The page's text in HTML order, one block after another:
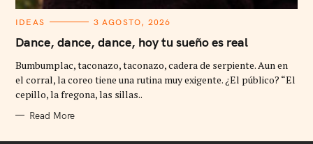
C
T
E
O
R
I
E
IDEAS 3 AGOSTO, 2026
Dance, dance, dance, hoy tu sueño es real
Bumbumplac, taconazo, taconazo, cadera de serpiente. Aun en
el corral, la coreo tiene una rutina muy exigente. ¿El público? “El
cepillo, la fregona, las sillas..
Read More